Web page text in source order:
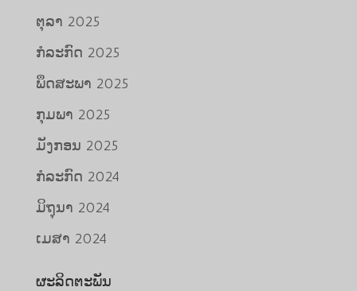
ຕຸລາ 2025
ກໍລະກົດ 2025
ພຶດສະພາ 2025
ກຸມພາ 2025
ມັງກອນ 2025
ກໍລະກົດ 2024
ມິຖຸນາ 2024
ເມສາ 2024
ຜະລິດຕະພັນ